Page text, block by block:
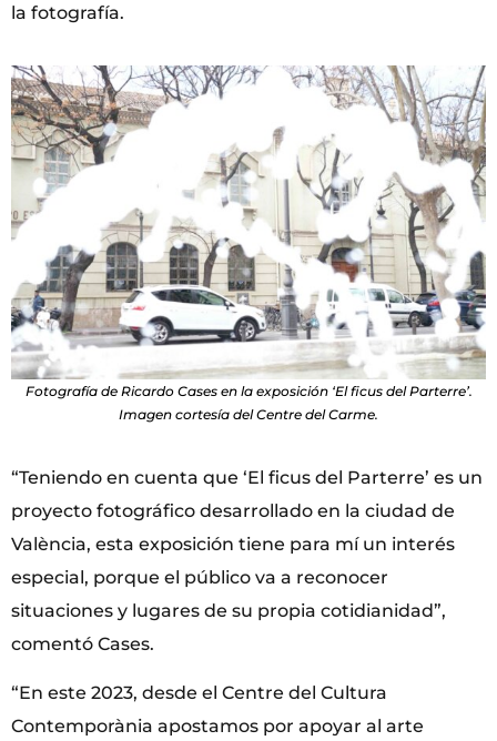
la fotografía.
Fotografía de Ricardo Cases en la exposición ‘El ficus del Parterre’.
Imagen cortesía del Centre del Carme.
“Teniendo en cuenta que ‘El ficus del Parterre’ es un
proyecto fotográfico desarrollado en la ciudad de
València, esta exposición tiene para mí un interés
especial, porque el público va a reconocer
situaciones y lugares de su propia cotidianidad”,
comentó Cases.
“En este 2023, desde el Centre del Cultura
Contemporània apostamos por apoyar al arte